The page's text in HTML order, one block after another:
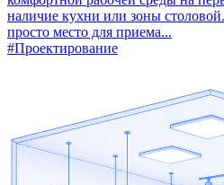
наличие кухни или зоны
просто место для приема...
#Проектирование